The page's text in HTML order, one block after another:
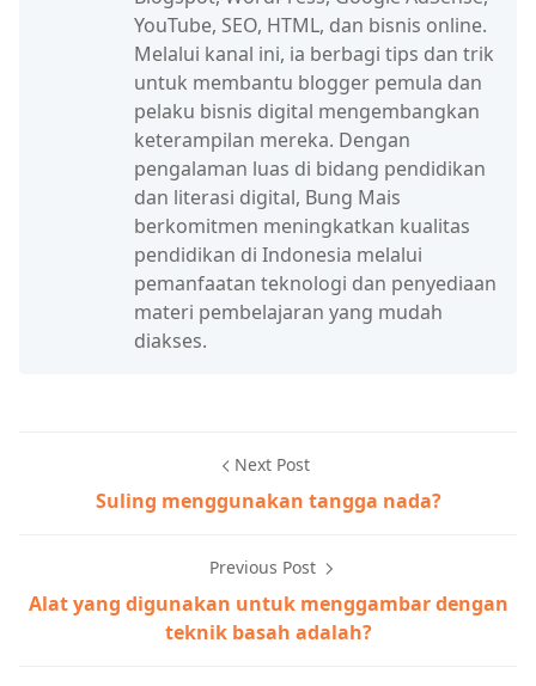
YouTube, SEO, HTML, dan bisnis online.
Melalui kanal ini, ia berbagi tips dan trik
untuk membantu blogger pemula dan
pelaku bisnis digital mengembangkan
keterampilan mereka. Dengan
pengalaman luas di bidang pendidikan
dan literasi digital, Bung Mais
berkomitmen meningkatkan kualitas
pendidikan di Indonesia melalui
pemanfaatan teknologi dan penyediaan
materi pembelajaran yang mudah
diakses.
Next Post
Suling menggunakan tangga nada?
Previous Post
Alat yang digunakan untuk menggambar dengan
teknik basah adalah?